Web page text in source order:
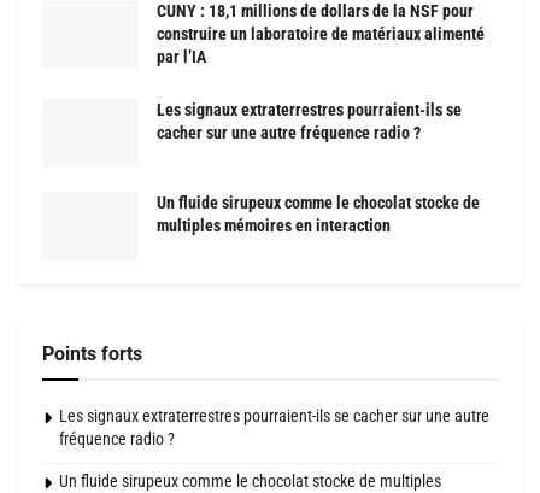
CUNY : 18,1 millions de dollars de la NSF pour
construire un laboratoire de matériaux alimenté
par l’IA
Les signaux extraterrestres pourraient-ils se
cacher sur une autre fréquence radio ?
Un fluide sirupeux comme le chocolat stocke de
multiples mémoires en interaction
Points forts
Les signaux extraterrestres pourraient-ils se cacher sur une autre
fréquence radio ?
Un fluide sirupeux comme le chocolat stocke de multiples